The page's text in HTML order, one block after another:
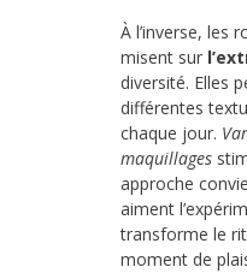
À l’inverse, les
misent sur
diversité. Elles
différentes
chaque jour.
maquillages
approche
aiment
transforme le
moment de